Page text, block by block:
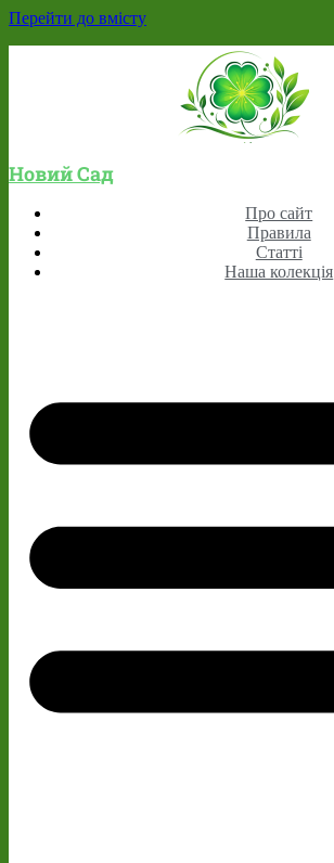
Перейти до вмісту
Новий Сад
Про сайт
Правила
Статті
Наша колекція